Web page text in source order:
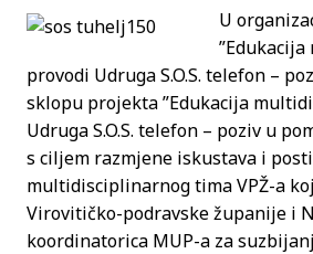
U
provodi Udruga S.O.S. telefon –
sklopu projekta ”Edukacija
Udruga S.O.S. telefon – poziv u
s ciljem razmjene iskustava i
multidisciplinarnog tima VPŽ-a
Virovitičko-podravske županije i
koordinatorica MUP-a za